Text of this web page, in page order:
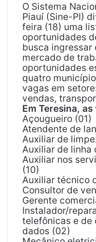
O Sistema
Piauí (Sine-PI)
feira (18) uma
oportunidades
busca ingressar
mercado de
oportunidades
quatro
vagas em
vendas,
Em Teresina,
Açougueiro (01)
Atendente de
Auxiliar de
Auxiliar de linha
Auxiliar nos
(10)
Auxiliar técnico
Consultor de
Gerente
Instalador/
telefônicas e de
dados (02)